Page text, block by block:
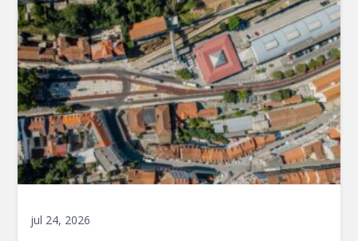
jul 24, 2026